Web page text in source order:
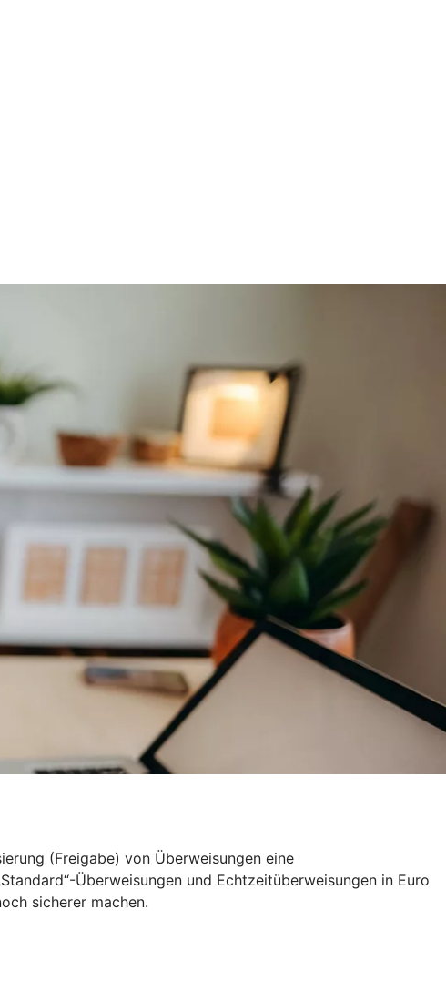
(Freigabe) von Überweisungen eine
Überweisungen und Echtzeitüberweisungen in Euro
sicherer machen.